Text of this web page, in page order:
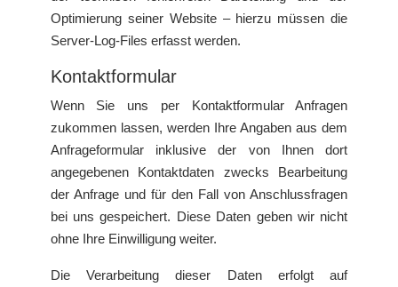
Optimierung seiner Website – hierzu müssen die
Server-Log-Files erfasst werden.
Kontaktformular
Wenn Sie uns per Kontaktformular Anfragen
zukommen lassen, werden Ihre Angaben aus dem
Anfrageformular inklusive der von Ihnen dort
angegebenen Kontaktdaten zwecks Bearbeitung
der Anfrage und für den Fall von Anschlussfragen
bei uns gespeichert. Diese Daten geben wir nicht
ohne Ihre Einwilligung weiter.
Die Verarbeitung dieser Daten erfolgt auf